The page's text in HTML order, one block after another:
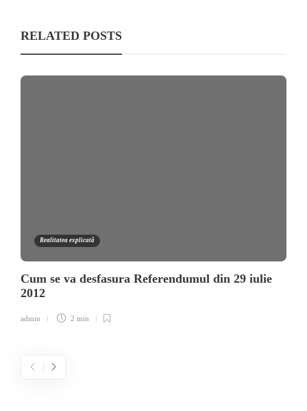
RELATED POSTS
Realitatea explicată
Cum se va desfasura Referendumul din 29 iulie
2012
admin 2 min